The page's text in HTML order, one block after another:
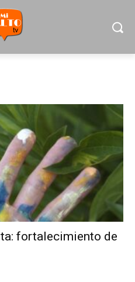
fortalecimiento de